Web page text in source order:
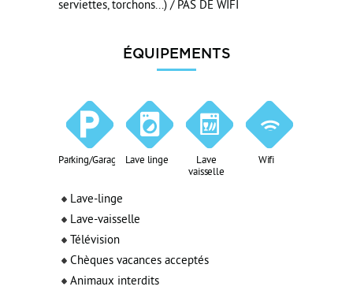
serviettes, torchons...) / PAS DE WIFI
ÉQUIPEMENTS
Parking/Garage Lave linge
Lave
vaisselle
Wifi
Lave-linge
Lave-vaisselle
Télévision
Chèques vacances acceptés
Animaux interdits